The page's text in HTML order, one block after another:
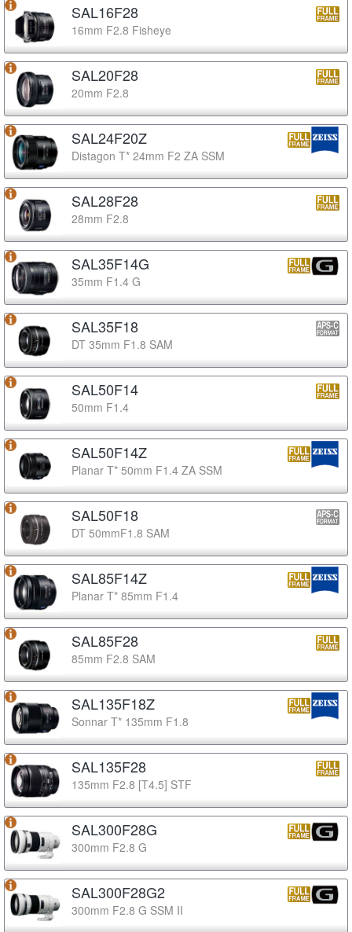
SAL16F28
16mm F2.8 Fisheye
SAL20F28
20mm F2.8
SAL24F20Z
Distagon T* 24mm F2 ZA SSM
SAL28F28
28mm F2.8
SAL35F14G
35mm F1.4 G
SAL35F18
DT 35mm F1.8 SAM
SAL50F14
50mm F1.4
SAL50F14Z
Planar T* 50mm F1.4 ZA SSM
SAL50F18
DT 50mmF1.8 SAM
SAL85F14Z
Planar T* 85mm F1.4
SAL85F28
85mm F2.8 SAM
SAL135F18Z
Sonnar T* 135mm F1.8
SAL135F28
135mm F2.8 [T4.5] STF
SAL300F28G
300mm F2.8 G
SAL300F28G2
300mm F2.8 G SSM II